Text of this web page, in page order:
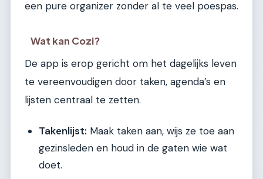
een pure organizer zonder al te veel poespas.
Wat kan Cozi?
De app is erop gericht om het dagelijks leven
te vereenvoudigen door taken, agenda’s en
lijsten centraal te zetten.
Takenlijst: Maak taken aan, wijs ze toe aan
gezinsleden en houd in de gaten wie wat
doet.